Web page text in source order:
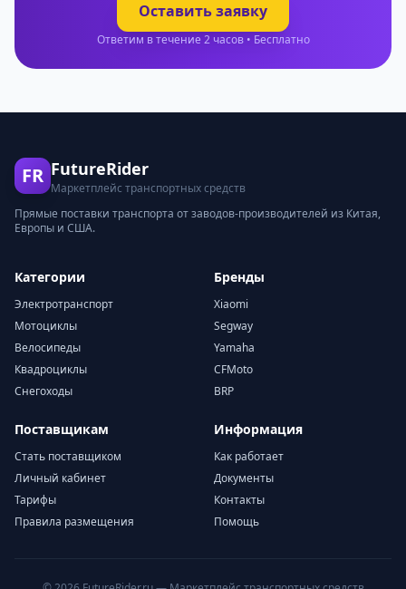
Оставить заявку
Ответим в течение 2 часов • Бесплатно
FR FutureRider
Маркетплейс транспортных средств
Прямые поставки транспорта от заводов-производителей из Китая,
Европы и США.
Категории
Электротранспорт
Мотоциклы
Велосипеды
Квадроциклы
Снегоходы
Бренды
Xiaomi
Segway
Yamaha
CFMoto
BRP
Поставщикам
Стать поставщиком
Личный кабинет
Тарифы
Правила размещения
Информация
Как работает
Документы
Контакты
Помощь